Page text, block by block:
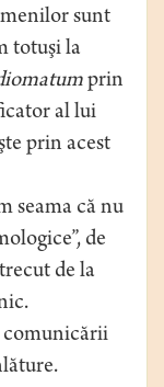
sunt
totuşi la
prin
al lui
prin acest
seama că nu
de
de la
comunicării